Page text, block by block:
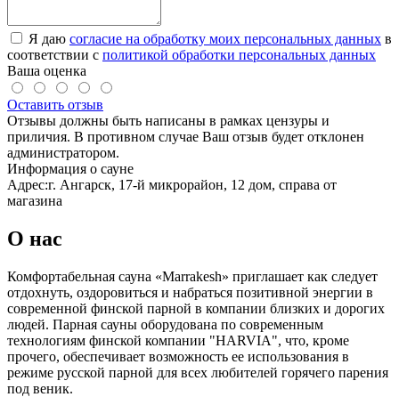
Я даю согласие на обработку моих персональных данных в
соответствии с политикой обработки персональных данных
Ваша оценка
Оставить отзыв
Отзывы должны быть написаны в рамках цензуры и
приличия. В противном случае Ваш отзыв будет отклонен
администратором.
Информация о сауне
Адрес:г. Ангарск, 17-й микрорайон, 12 дом, справа от
магазина
О нас
Комфортабельная сауна «Marrakesh» приглашает как следует
отдохнуть, оздоровиться и набраться позитивной энергии в
современной финской парной в компании близких и дорогих
людей. Парная сауны оборудована по современным
технологиям финской компании "HARVIA", что, кроме
прочего, обеспечивает возможность ее использования в
режиме русской парной для всех любителей горячего парения
под веник.